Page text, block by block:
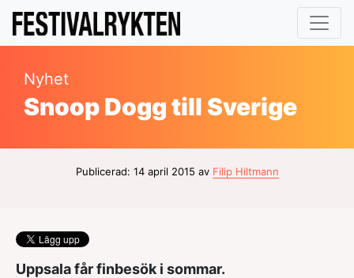
Nyhet
Snoop Dogg till Sverige
Publicerad: 14 april 2015 av Filip Hiltmann
Uppsala får finbesök i sommar.